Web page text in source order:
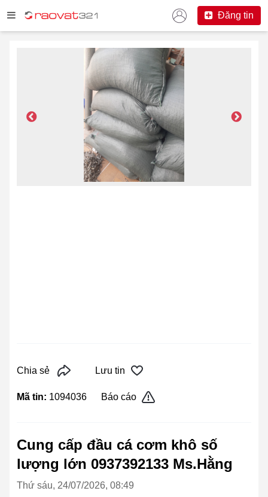
Đăng tin
Chia sẻ Lưu tin
Mã tin: 1094036 Báo cáo
Cung cấp đầu cá cơm khô số
lượng lớn 0937392133 Ms.Hằng
Thứ sáu, 24/07/2026, 08:49